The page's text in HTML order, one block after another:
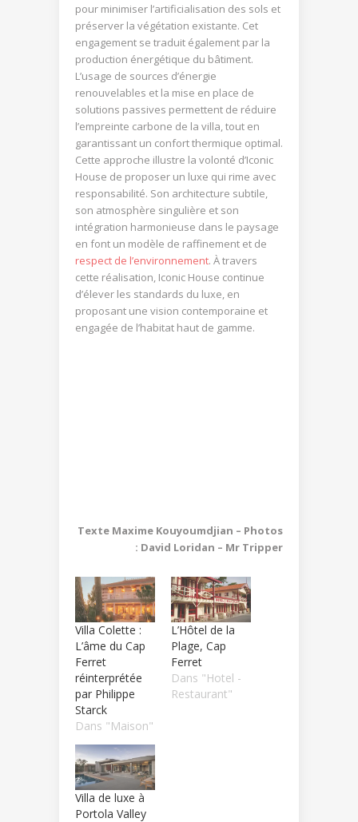
pour minimiser l’artificialisation des sols et
préserver la végétation existante. Cet
engagement se traduit également par la
production énergétique du bâtiment.
L’usage de sources d’énergie
renouvelables et la mise en place de
solutions passives permettent de réduire
l’empreinte carbone de la villa, tout en
garantissant un confort thermique optimal.
Cette approche illustre la volonté d’Iconic
House de proposer un luxe qui rime avec
responsabilité. Son architecture subtile,
son atmosphère singulière et son
intégration harmonieuse dans le paysage
en font un modèle de raffinement et de
respect de l’environnement. À travers
cette réalisation, Iconic House continue
d’élever les standards du luxe, en
proposant une vision contemporaine et
engagée de l’habitat haut de gamme.
Texte Maxime Kouyoumdjian – Photos
: David Loridan – Mr Tripper
Villa Colette :
L’âme du Cap
Ferret
réinterprétée
par Philippe
Starck
Dans "Maison"
L’Hôtel de la
Plage, Cap
Ferret
Dans "Hotel -
Restaurant"
Villa de luxe à
Portola Valley